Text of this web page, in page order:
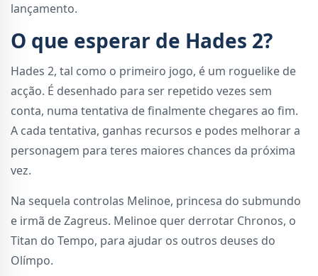
lançamento.
O que esperar de Hades 2?
Hades 2, tal como o primeiro jogo, é um roguelike de
acção. É desenhado para ser repetido vezes sem
conta, numa tentativa de finalmente chegares ao fim.
A cada tentativa, ganhas recursos e podes melhorar a
personagem para teres maiores chances da próxima
vez.
Na sequela controlas Melinoe, princesa do submundo
e irmã de Zagreus. Melinoe quer derrotar Chronos, o
Titan do Tempo, para ajudar os outros deuses do
Olímpo.